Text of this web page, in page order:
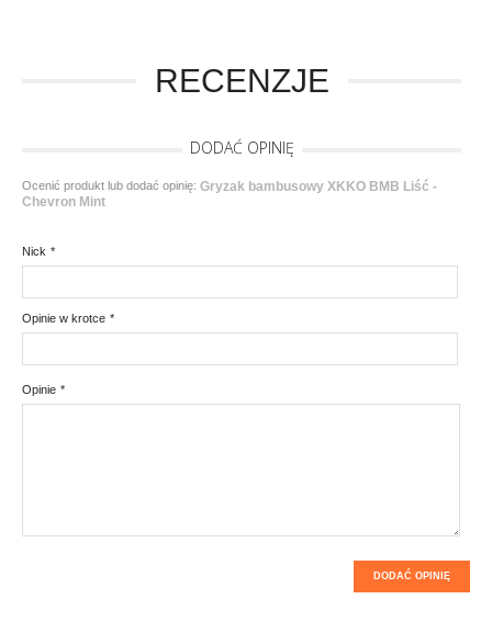
RECENZJE
DODAĆ OPINIĘ
Ocenić produkt lub dodać opinię: Gryzak bambusowy XKKO BMB Liść -
Chevron Mint
*
Nick
*
Opinie w krotce
*
Opinie
DODAĆ OPINIĘ